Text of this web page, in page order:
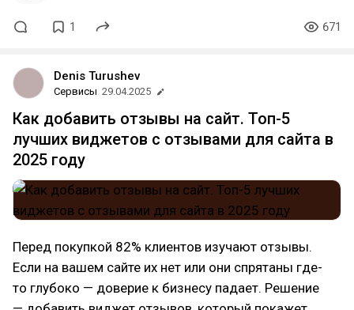
1 671
Denis Turushev
Сервисы 29.04.2025
Как добавить отзывы на сайт. Топ-5
лучших виджетов с отзывами для сайта в
2025 году
Перед покупкой 82% клиентов изучают отзывы.
Если на вашем сайте их нет или они спрятаны где-
то глубоко — доверие к бизнесу падает. Решение